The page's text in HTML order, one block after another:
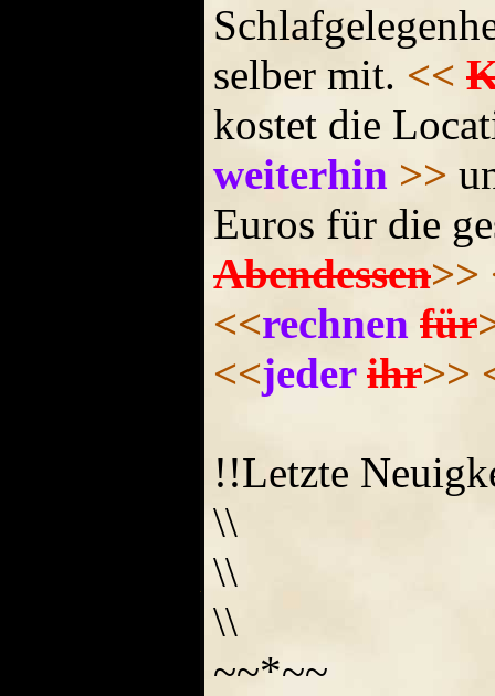
selber mit. <<
kostet die
weiterhin >>
Euros für die
Abendessen>>
<<rechnen für
<<jeder ihr>>
!!Letzte
\\
\\
\\
~~*~~